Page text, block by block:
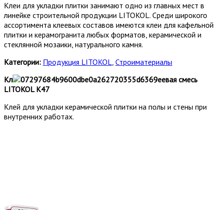
Клеи для укладки плитки занимают одно из главных мест в
линейке строительной продукции LITOKOL. Среди широкого
ассортимента клеевых составов имеются клеи для кафельной
плитки и керамогранита любых форматов, керамической и
стеклянной мозаики, натурального камня.
Категории: Продукция LITOKOL, Строиматериалы
Кл
еевая смесь
LITOKOL K47
Клей для укладки керамической плитки на полы и стены при
внутренних работах.